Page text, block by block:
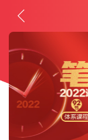
省市/中央遴选
考试公告
职位表